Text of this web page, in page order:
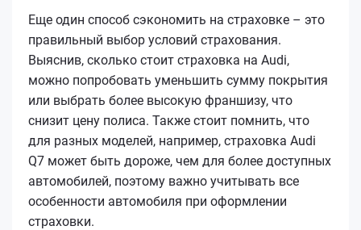
Еще один способ сэкономить на страховке – это
правильный выбор условий страхования.
Выяснив, сколько стоит страховка на Audi,
можно попробовать уменьшить сумму покрытия
или выбрать более высокую франшизу, что
снизит цену полиса. Также стоит помнить, что
для разных моделей, например, страховка Audi
Q7 может быть дороже, чем для более доступных
автомобилей, поэтому важно учитывать все
особенности автомобиля при оформлении
страховки.